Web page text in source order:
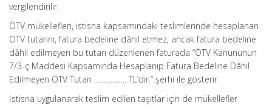
vergilendirilir.
ÖTV mükellefleri, istisna kapsamındaki teslimlerinde hesaplanan
ÖTV tutarını, fatura bedeline dâhil etmez, ancak fatura bedeline
dâhil edilmeyen bu tutarı düzenlenen faturada “ÖTV Kanununun
7/3-ç Maddesi Kapsamında Hesaplanıp Fatura Bedeline Dâhil
Edilmeyen ÖTV Tutarı ……………. TL’dir.” şerhi ile gösterir.
İstisna uygulanarak teslim edilen taşıtlar için de mükellefler